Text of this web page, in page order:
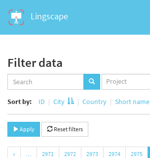
Lingscape
Filter data
Projects
set
Project
Sort by: ID City Country Short name
Apply Reset filters
« … 2971 2972 2973 2974 2975